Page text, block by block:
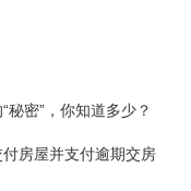
秘密”，你知道多少？
房屋并支付逾期交房